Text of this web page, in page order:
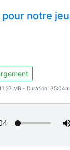
pour notre
MB - Duration: